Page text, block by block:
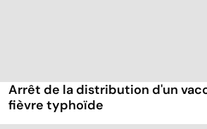
Arrêt de la distribution d'un
fièvre typhoïde